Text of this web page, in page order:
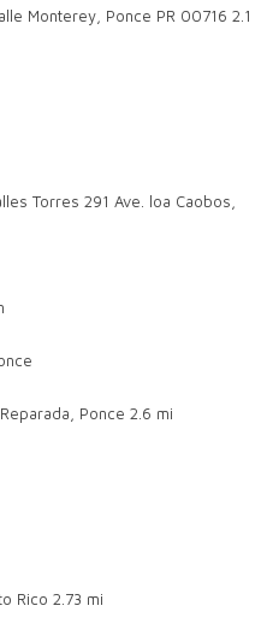
Monterey, Ponce PR 00716 2.1
Torres 291 Ave. loa Caobos,
Ponce 2.6 mi
Rico 2.73 mi